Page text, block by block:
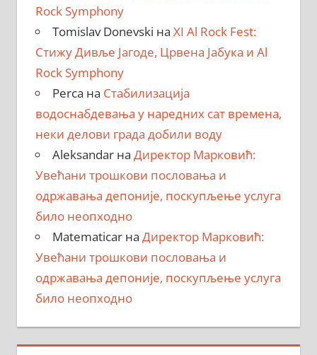
Rock Symphony
Tomislav Donevski на XI Al Rock Fest:
Стижу Дивље Јагоде, Црвена Јабука и Al
Rock Symphony
Perca на Стабилизација
водоснабдевања у наредних сат времена,
неки делови града добили воду
Aleksandarна Директор Марковић:
Увећани трошкови пословања и
одржавања депоније, поскупљење услуга
било неопходно
Matematicarна Директор Марковић:
Увећани трошкови пословања и
одржавања депоније, поскупљење услуга
било неопходно